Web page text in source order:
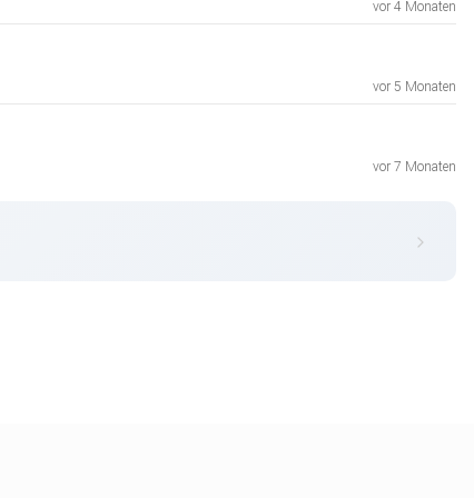
vor 4 Monaten
vor 5 Monaten
vor 7 Monaten